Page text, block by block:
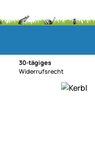
30-tägiges
Widerrufsrecht